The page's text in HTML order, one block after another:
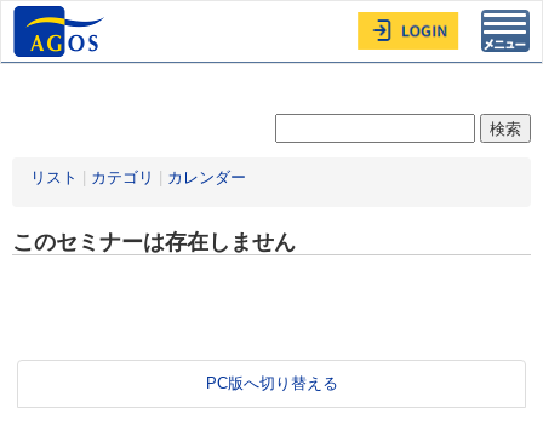
リスト カテゴリ カレンダー
このセミナーは存在しません
PC版へ切り替える